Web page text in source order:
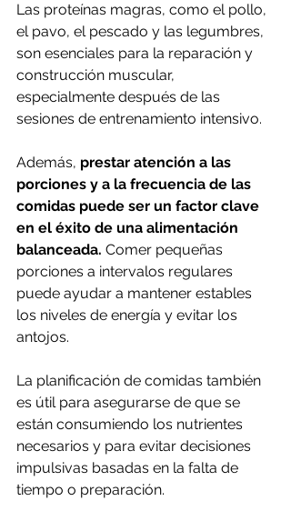
Las proteínas magras, como el pollo,
el pavo, el pescado y las legumbres,
son esenciales para la reparación y
construcción muscular,
especialmente después de las
sesiones de entrenamiento intensivo.
Además, prestar atención a las
porciones y a la frecuencia de las
comidas puede ser un factor clave
en el éxito de una alimentación
balanceada. Comer pequeñas
porciones a intervalos regulares
puede ayudar a mantener estables
los niveles de energía y evitar los
antojos.
La planificación de comidas también
es útil para asegurarse de que se
están consumiendo los nutrientes
necesarios y para evitar decisiones
impulsivas basadas en la falta de
tiempo o preparación.